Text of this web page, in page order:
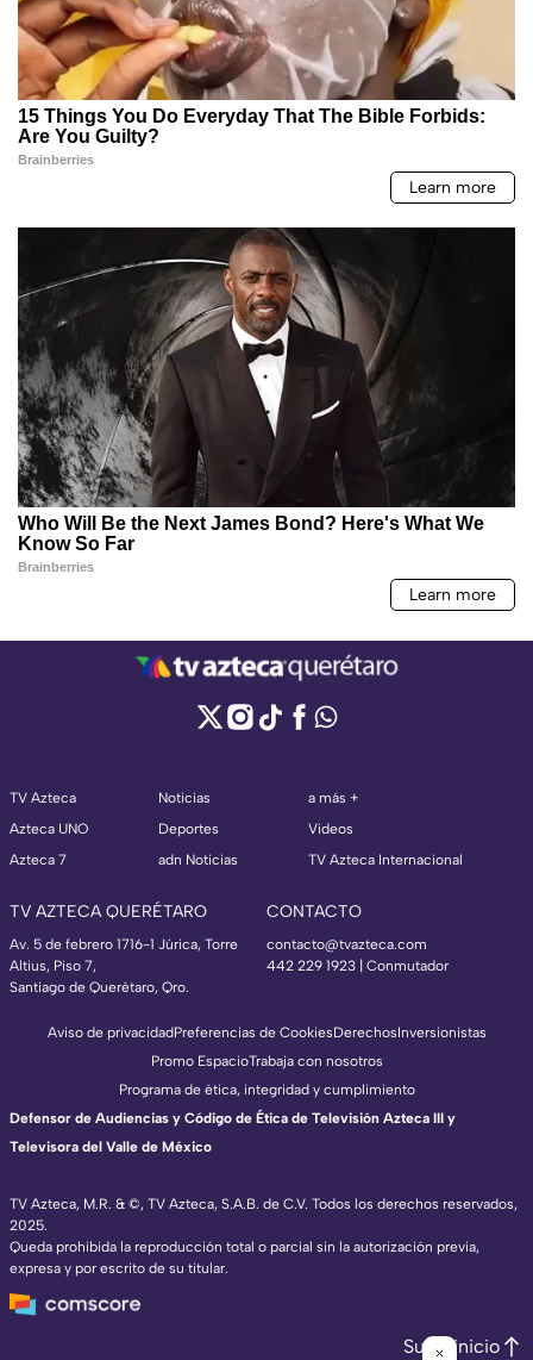
TV Azteca
Azteca UNO
Azteca 7
Noticias
Deportes
adn Noticias
a más +
Videos
TV Azteca Internacional
TV AZTECA QUERÉTARO
Av. 5 de febrero 1716-1 Júrica, Torre
Altius, Piso 7,
Santiago de Querétaro, Qro.
CONTACTO
contacto@tvazteca.com
442 229 1923 | Conmutador
TV Azteca, M.R. & ©, TV Azteca, S.A.B. de C.V. Todos los derechos reservados,
2025.
Queda prohibida la reproducción total o parcial sin la autorización previa,
expresa y por escrito de su titular.
Aviso de privacidadPreferencias de CookiesDerechosInversionistas
Promo EspacioTrabaja con nosotros
Programa de ética, integridad y cumplimiento
Defensor de Audiencias y Código de Ética de Televisión Azteca III y
Televisora del Valle de México
Subir inicio